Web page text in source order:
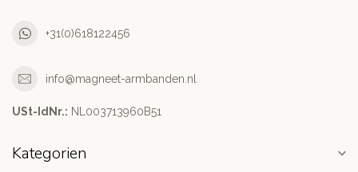
+31(0)618122456
info@magneet-armbanden.nl
USt-IdNr.: NL003713960B51
Kategorien